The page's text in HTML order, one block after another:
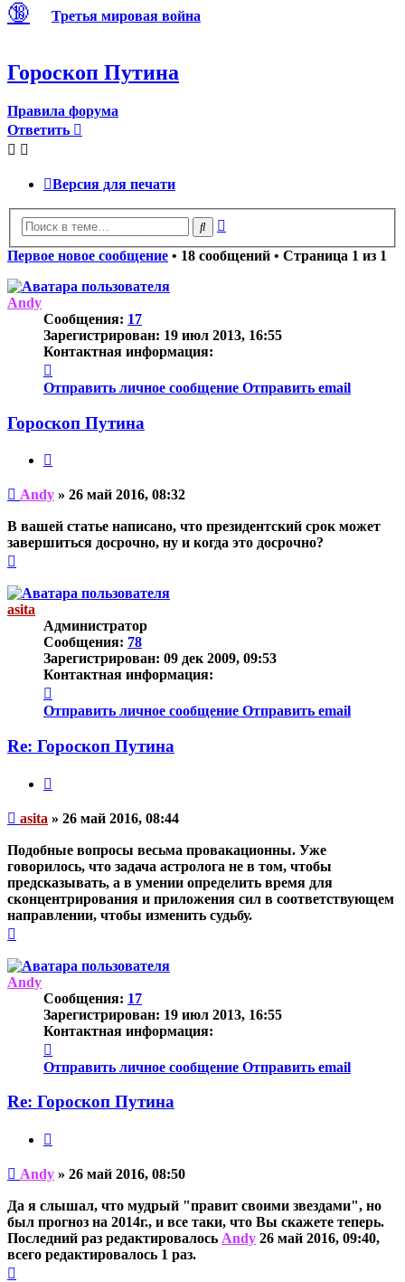
🔞 Третья мировая война
Гороскоп Путина
Правила форума
Ответить
Версия для печати
Поиск
Первое новое сообщение • 18 сообщений • Страница 1 из 1
Andy
Сообщения: 17
Зарегистрирован: 19 июл 2013, 16:55
Контактная информация:
информация
пользователя
Andy
Отправить личное сообщение Отправить email
Гороскоп Путина
Непрочитанное
сообщение
Andy » 26 май 2016, 08:32
В вашей статье написано, что президентский срок может
завершиться досрочно, ну и когда это досрочно?
началу
asita
Администратор
Сообщения: 78
Зарегистрирован: 09 дек 2009, 09:53
Контактная информация:
информация
пользователя
Отправить личное сообщение Отправить email
Re: Гороскоп Путина
Непрочитанное
asita » 26 май 2016, 08:44
Подобные вопросы весьма провакационны. Уже
говорилось, что задача астролога не в том, чтобы
предсказывать, а в умении определить время для
сконцентрирования и приложения сил в соответствующем
направлении, чтобы изменить судьбу.
началу
Andy
Сообщения: 17
Зарегистрирован: 19 июл 2013, 16:55
Контактная информация:
информация
пользователя
Отправить личное сообщение Отправить email
Re: Гороскоп Путина
Непрочитанное
сообщение
Andy » 26 май 2016, 08:50
Да я слышал, что мудрый "правит своими звездами", но
был прогноз на 2014г., и все таки, что Вы скажете теперь.
Последний раз редактировалось Andy 26 май 2016, 09:40,
всего редактировалось 1 раз.